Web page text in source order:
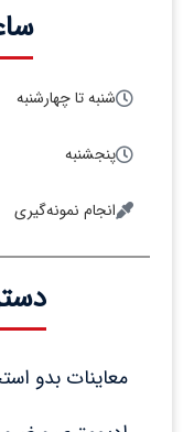
شنبه تا چهارشنبه
پنجشنبه
انجام نمونه‌گیری
معاینات بدو